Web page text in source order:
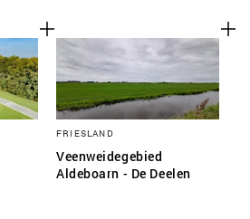
FRIESLAND
Veenweidegebied
Aldeboarn - De Deelen